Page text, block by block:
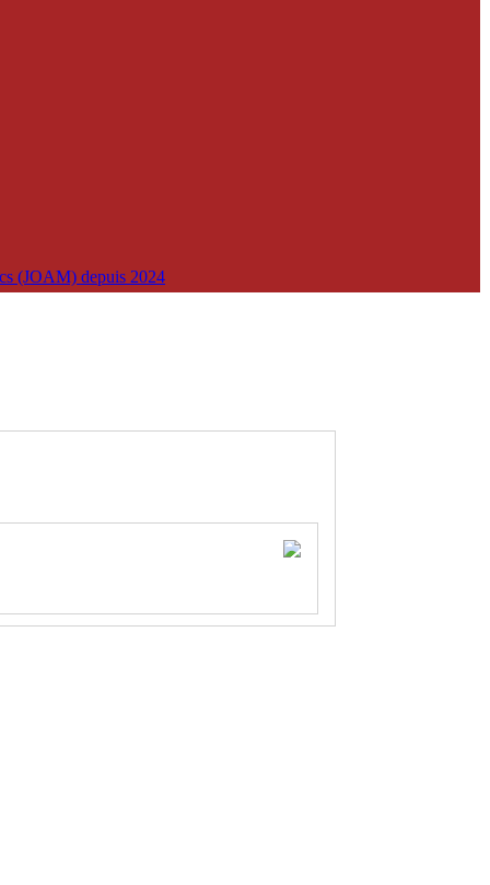
(JOAM) depuis 2024